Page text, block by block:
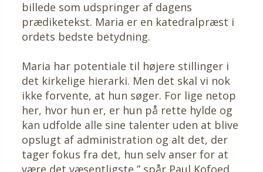
billede som udspringer af dagens
prædiketekst. Maria er en katedralpræst i
ordets bedste betydning.
Maria har potentiale til højere stillinger i
det kirkelige hierarki. Men det skal vi nok
ikke forvente, at hun søger. For lige netop
her, hvor hun er, er hun på rette hylde og
kan udfolde alle sine talenter uden at blive
opslugt af administration og alt det, der
tager fokus fra det, hun selv anser for at
være det væsentligste,” spår Paul Kofoed